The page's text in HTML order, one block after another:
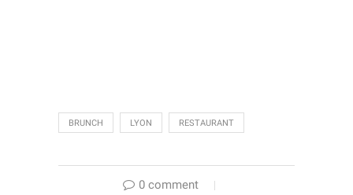
BRUNCH LYON RESTAURANT
0 comment